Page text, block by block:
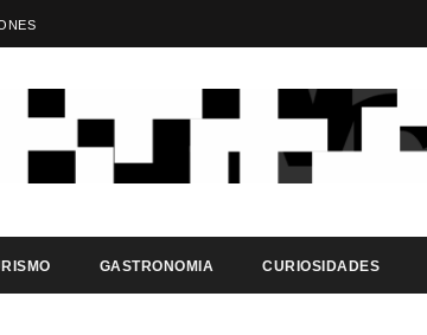
GASTRONOMIA CURIOSIDADES